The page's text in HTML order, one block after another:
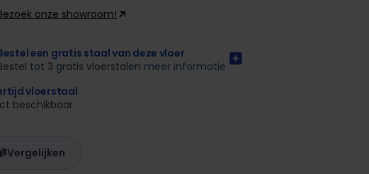
onze showroom!
een gratis staal van deze vloer
tot 3 gratis vloerstalen meer informatie
vloerstaal
beschikbaar
Vergelijken